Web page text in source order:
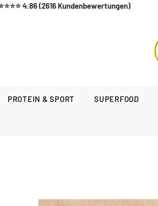
4.86 (2616 Kundenbewertungen)
PROTEIN & SPORT SUPERFOOD